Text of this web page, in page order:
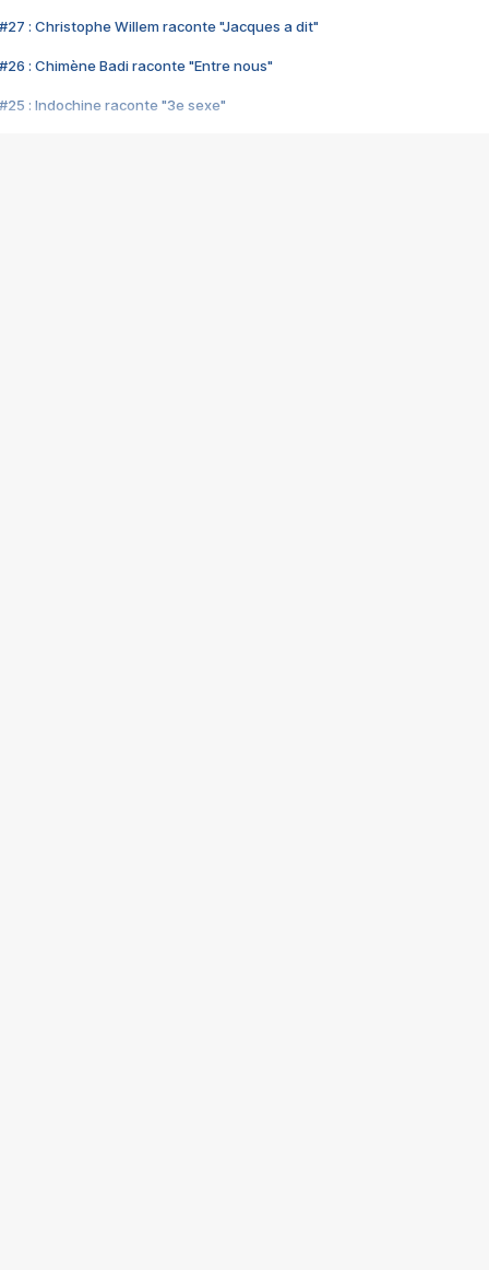
#27 : Christophe Willem raconte "Jacques a dit"
#26 : Chimène Badi raconte "Entre nous"
#25 : Indochine raconte "3e sexe"